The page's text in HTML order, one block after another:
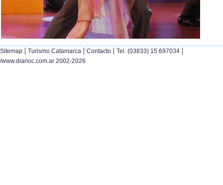
Sitemap | Turismo Catamarca | Contacto | Tel. (03833) 15 697034 |
/www.diarioc.com.ar 2002-2026